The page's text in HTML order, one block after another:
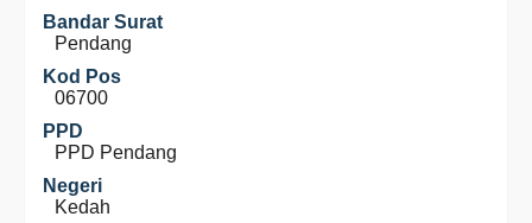
Bandar Surat
Pendang
Kod Pos
06700
PPD
PPD Pendang
Negeri
Kedah